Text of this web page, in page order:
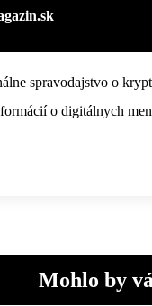
spravodajstvo o
o digitálnych
Mohlo by